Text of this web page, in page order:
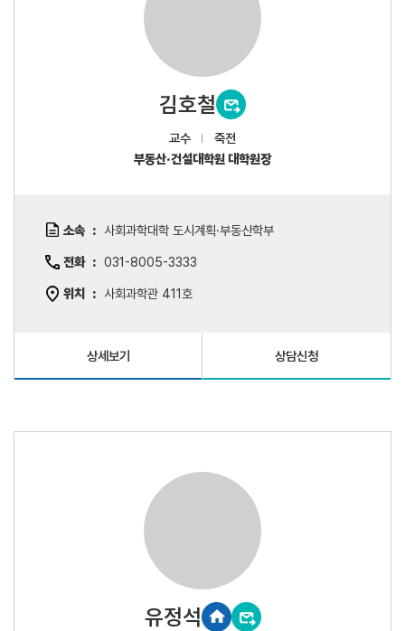
김호철
교수
죽전
부동산·건설대학원 대학원장
소속 사회과학대학 도시계획·부동산학부
전화 031-8005-3333
위치 사회과학관 411호
상세보기 상담신청
유정석